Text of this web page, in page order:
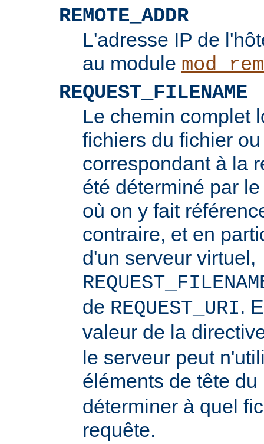
REMOTE_ADDR
L'adresse IP de
au module
REQUEST_FILENAME
Le chemin complet
fichiers du fichier
correspondant à la
été déterminé par
où on y fait
contraire, et en
d'un serveur virtuel,
de REQUEST_URI.
valeur de la
le serveur peut
éléments de tête du
déterminer à quel
requête.